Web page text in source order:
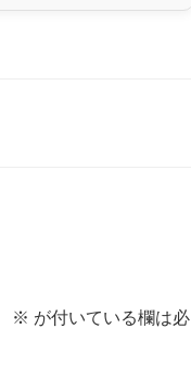
※ が付いている欄は必